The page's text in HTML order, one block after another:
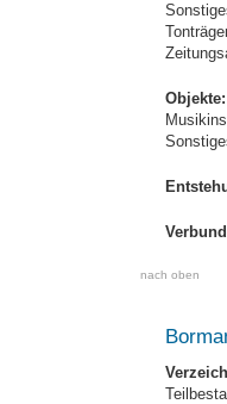
Objekte:
nach oben